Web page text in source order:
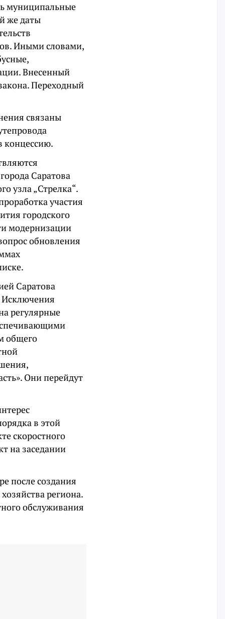
муниципальные
же даты
Иными словами,
Внесенный
Переходный
связаны
концессию.
Саратова
узла „Стрелка“.
участия
городского
модернизации
обновления
Саратова
Исключения
регулярные
общего
Они перейдут
в этой
скоростного
на заседании
после создания
региона.
обслуживания